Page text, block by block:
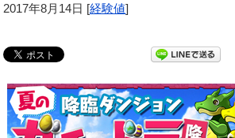
2017年8月14日 [経験値]